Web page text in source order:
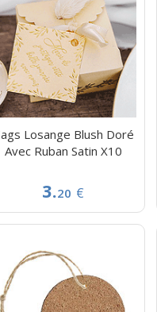
Losange Blush Doré
Avec Ruban Satin X10
3.20 €